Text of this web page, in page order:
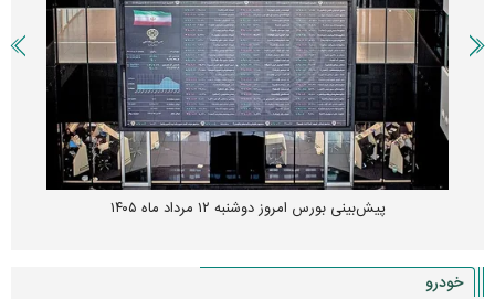
پیش‌بینی بورس امروز دوشنبه ۱۲ مرداد ماه ۱۴۰۵
خودرو